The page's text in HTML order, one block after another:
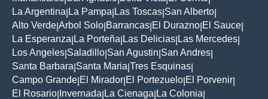
La Argentina La Pampa Las Toscas San Alberto
Alto Verde Arbol Solo Barrancas El Durazno El Sauce
La Esperanza La Porteña Las Delicias Las Mercedes
Los Angeles Saladillo San Agustin San Andres
Santa Barbara Santa Maria Tres Esquinas
Campo Grande El Mirador El Portezuelo El Porvenir
El Rosario Invernada La Cienaga La Colonia